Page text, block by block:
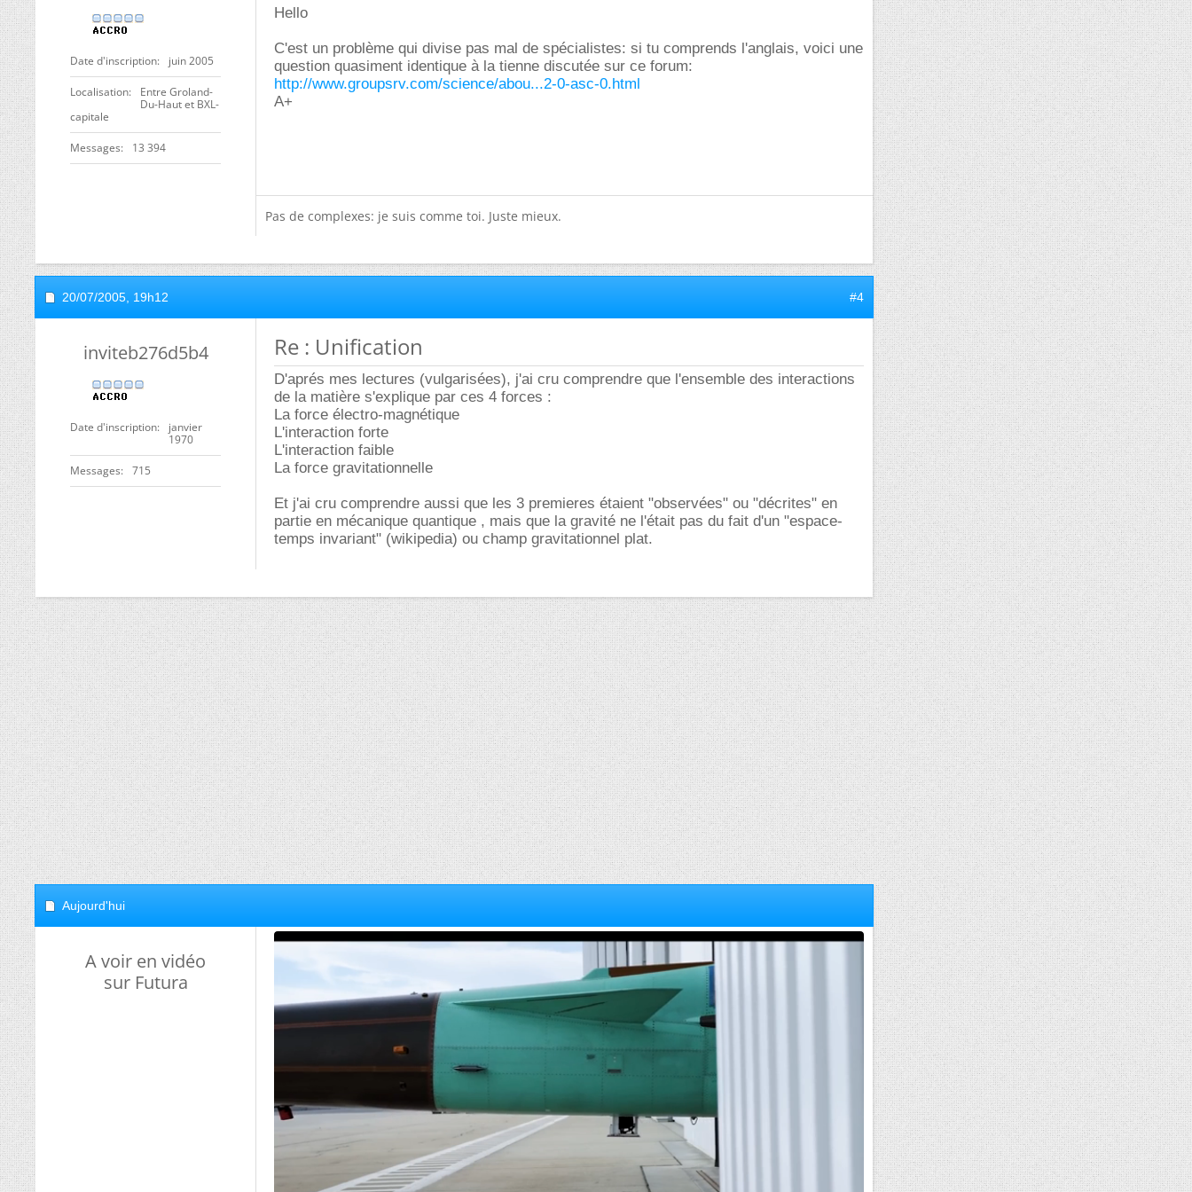
Date d'inscription juin 2005
Localisation
Entre Groland-
Du-Haut et BXL-
capitale
Messages 13 394
Hello
C'est un problème qui divise pas mal de spécialistes: si tu comprends l'anglais, voici une
question quasiment identique à la tienne discutée sur ce forum:
http://www.groupsrv.com/science/abou...2-0-asc-0.html
A+
Pas de complexes: je suis comme toi. Juste mieux.
20/07/2005, 19h12 #4
inviteb276d5b4
Date d'inscription
janvier
1970
Messages 715
Re : Unification
D'aprés mes lectures (vulgarisées), j'ai cru comprendre que l'ensemble des interactions
de la matière s'explique par ces 4 forces :
La force électro-magnétique
L'interaction forte
L'interaction faible
La force gravitationnelle
Et j'ai cru comprendre aussi que les 3 premieres étaient "observées" ou "décrites" en
partie en mécanique quantique , mais que la gravité ne l'était pas du fait d'un "espace-
temps invariant" (wikipedia) ou champ gravitationnel plat.
Aujourd'hui
A voir en vidéo
sur Futura